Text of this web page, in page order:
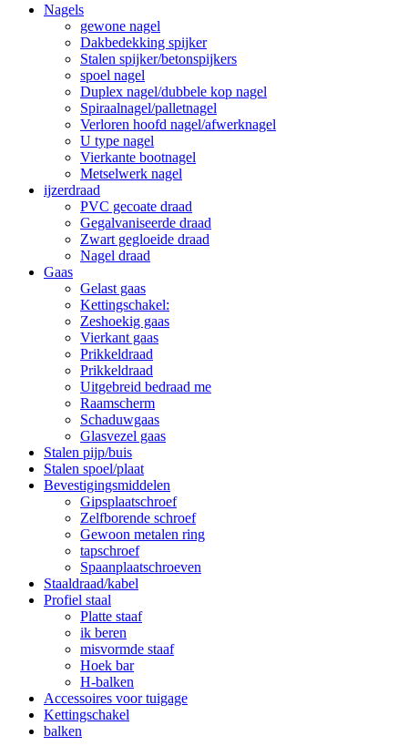
Nagels
gewone nagel
Dakbedekking spijker
Stalen spijker/betonspijkers
spoel nagel
Duplex nagel/dubbele kop nagel
Spiraalnagel/palletnagel
Verloren hoofd nagel/afwerknagel
U type nagel
Vierkante bootnagel
Metselwerk nagel
ijzerdraad
PVC gecoate draad
Gegalvaniseerde draad
Zwart gegloeide draad
Nagel draad
Gaas
Gelast gaas
Kettingschakel:
Zeshoekig gaas
Vierkant gaas
Prikkeldraad
Prikkeldraad
Uitgebreid bedraad me
Raamscherm
Schaduwgaas
Glasvezel gaas
Stalen pijp/buis
Stalen spoel/plaat
Bevestigingsmiddelen
Gipsplaatschroef
Zelfborende schroef
Gewoon metalen ring
tapschroef
Spaanplaatschroeven
Staaldraad/kabel
Profiel staal
Platte staaf
ik beren
misvormde staaf
Hoek bar
H-balken
Accessoires voor tuigage
Kettingschakel
balken